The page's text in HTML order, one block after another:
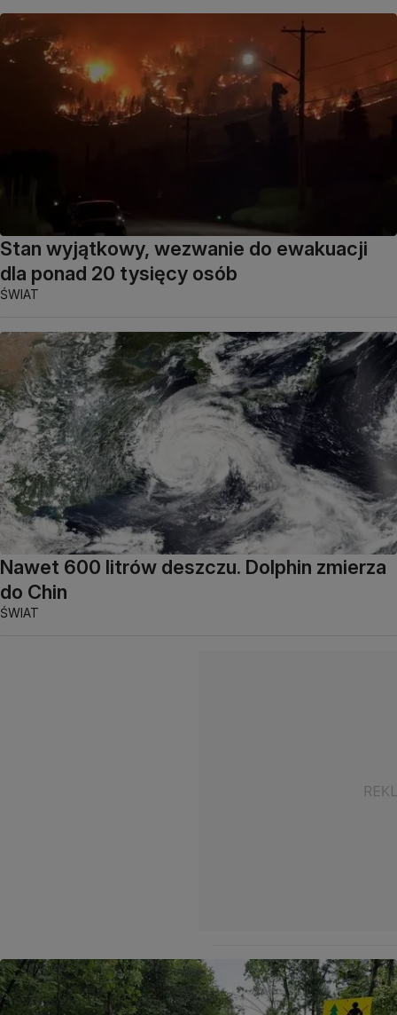
Stan wyjątkowy, wezwanie do ewakuacji
dla ponad 20 tysięcy osób
ŚWIAT
Nawet 600 litrów deszczu. Dolphin zmierza
do Chin
ŚWIAT